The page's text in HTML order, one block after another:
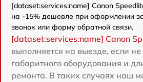
[dataset:services:name] Canon
на -15% дешевле при оформлении
звонок или форму обратной связи.
[dataset:services:name] Canon
выполняется на выезде, если не
габаритного оборудования и
ремонта. В таких случаях наш